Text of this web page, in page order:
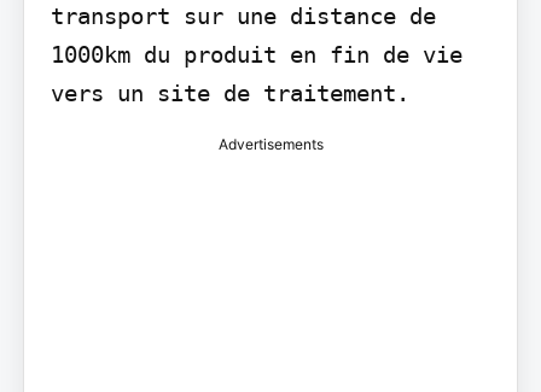
transport sur une distance de
1000km du produit en fin de vie
vers un site de traitement.
Advertisements